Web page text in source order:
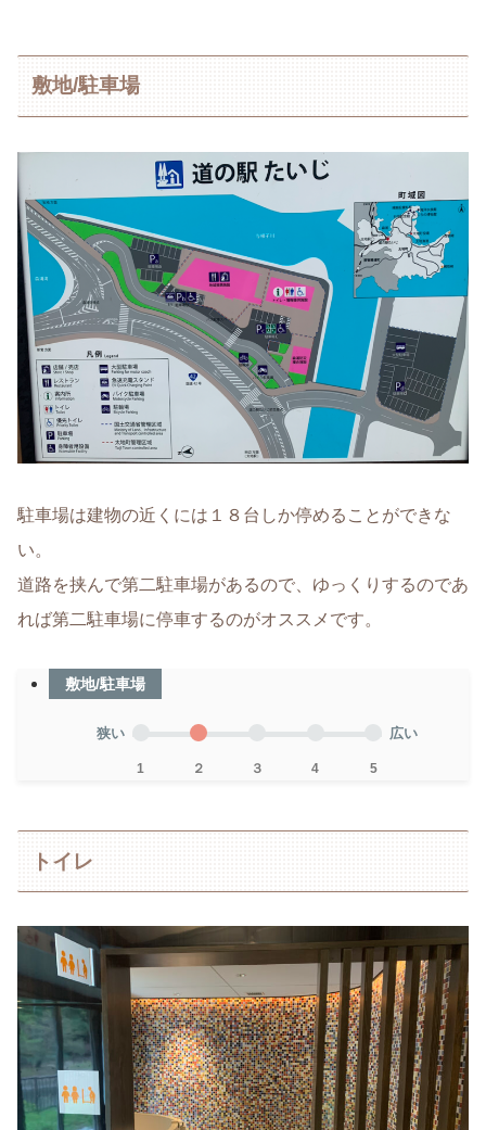
敷地/駐車場
駐車場は建物の近くには１８台しか停めることができな
い。
道路を挟んで第二駐車場があるので、ゆっくりするのであ
れば第二駐車場に停車するのがオススメです。
敷地/駐車場
狭い
1 ２ ３ 4 5
広い
トイレ